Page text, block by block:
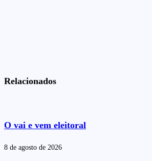
Relacionados
O vai e vem eleitoral
8 de agosto de 2026